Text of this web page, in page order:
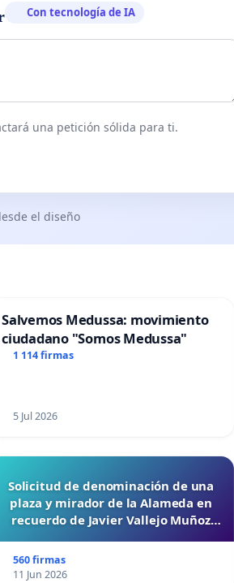
Con tecnología de IA
una petición sólida para ti.
el diseño
Salvemos Medussa: movimiento
ciudadano "Somos Medussa"
1 114 firmas
5 Jul 2026
Solicitud de denominación de una
plaza y mirador de la Alameda en
recuerdo de Javier Vallejo Muñoz
560 firmas
11 Jun 2026